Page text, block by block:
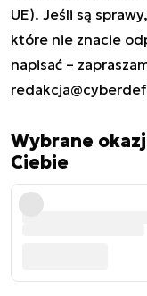
UE). Jeśli są
które nie znacie
napisać –
Wybrane
Ciebie